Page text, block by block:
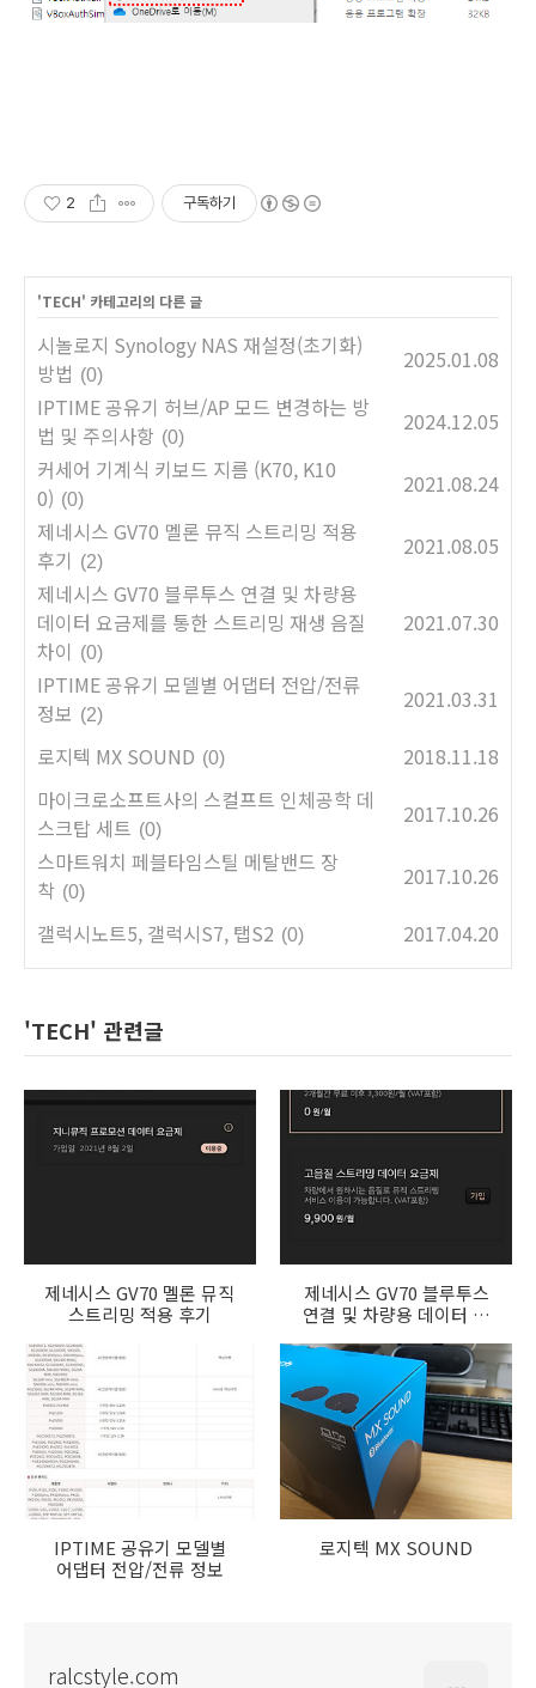
2 구독하기
'TECH' 카테고리의 다른 글
시놀로지 Synology NAS 재설정(초기화)
방법 (0)
2025.01.08
IPTIME 공유기 허브/AP 모드 변경하는 방
법 및 주의사항 (0)
2024.12.05
커세어 기계식 키보드 지름 (K70, K10
0) (0)
2021.08.24
제네시스 GV70 멜론 뮤직 스트리밍 적용
후기 (2)
2021.08.05
제네시스 GV70 블루투스 연결 및 차량용
데이터 요금제를 통한 스트리밍 재생 음질
차이 (0)
2021.07.30
IPTIME 공유기 모델별 어댑터 전압/전류
정보 (2)
2021.03.31
로지텍 MX SOUND (0)
2018.11.18
마이크로소프트사의 스컬프트 인체공학 데
스크탑 세트 (0)
2017.10.26
스마트워치 페블타임스틸 메탈밴드 장
착 (0)
2017.10.26
갤럭시노트5, 갤럭시S7, 탭S2 (0) 2017.04.20
'TECH' 관련글
제네시스 GV70 멜론 뮤직
스트리밍 적용 후기
제네시스 GV70 블루투스
연결 및 차량용 데이터 요
생 음질 차이
IPTIME 공유기 모델별
어댑터 전압/전류 정보
로지텍 MX SOUND
ralcstyle.com